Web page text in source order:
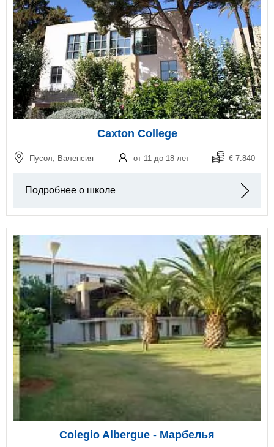
Caxton College
Пусол, Валенсия от 11 до 18 лет € 7.840
Подробнее о школе
Colegio Albergue - Марбелья